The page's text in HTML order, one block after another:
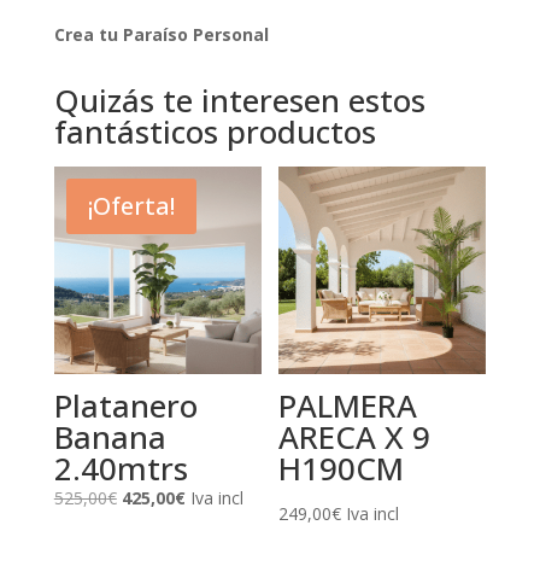
Crea tu Paraíso Personal
Quizás te interesen estos
fantásticos productos
¡Oferta!
Platanero
Banana
2.40mtrs
525,00€ El
425,00€ElIva incl
PALMERA
ARECA X 9
H190CM
249,00€ Iva incl